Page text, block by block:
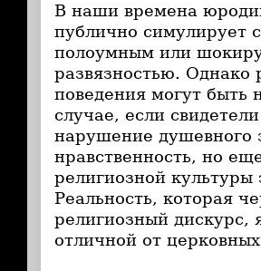
В наши времена
публично симулирует
полоумным или
развязностью. Однако
поведения могут быть
случае, если
нарушение душевного
нравственность, но
религиозной культуры
Реальность, которая
религиозный дискурс,
отличной от